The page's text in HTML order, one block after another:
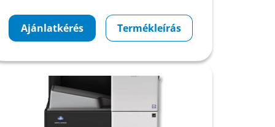
Ajánlatkérés Termékleírás